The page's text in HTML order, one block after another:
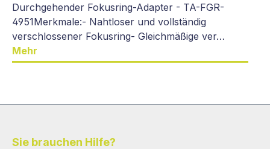
Durchgehender Fokusring-Adapter - TA-FGR-
4951Merkmale:- Nahtloser und vollständig
verschlossener Fokusring- Gleichmäßige ver…
Mehr
Sie brauchen Hilfe?